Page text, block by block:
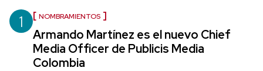
1 NOMBRAMIENTOS
Armando Martínez es el nuevo Chief
Media Officer de Publicis Media
Colombia